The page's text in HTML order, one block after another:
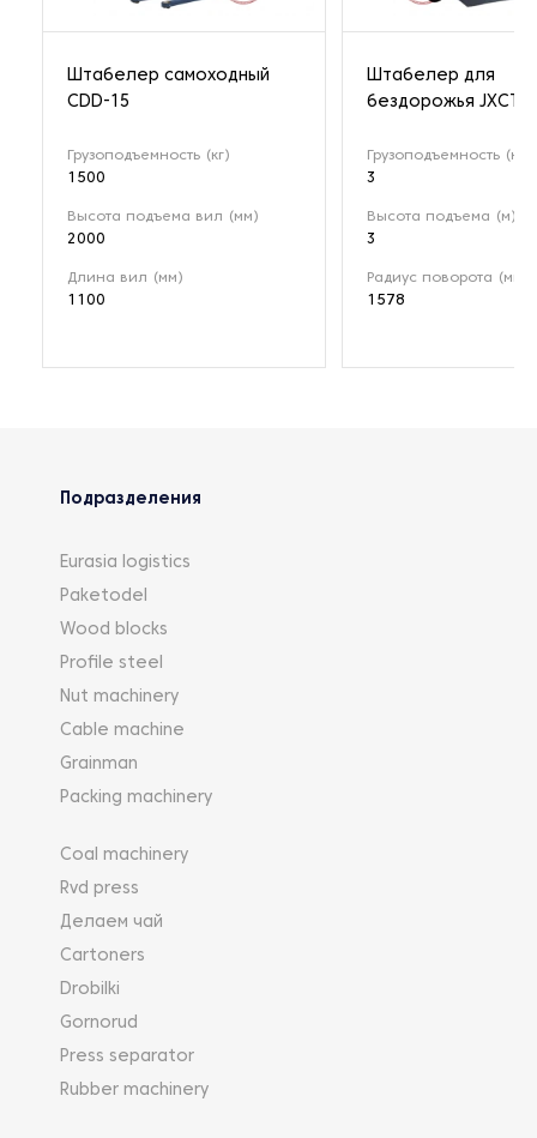
Штабелер самоходный
CDD-15
Грузоподъемность (кг)
1500
Высота подъема вил (мм)
2000
Длина вил (мм)
1100
Штабелер для
бездорожья
Грузоподъемность (кг)
3
Высота подъема (м)
3
Радиус поворота (мм)
1578
Подразделения
Eurasia logistics
Paketodel
Wood blocks
Profile steel
Nut machinery
Cable machine
Grainman
Packing machinery
Coal machinery
Rvd press
Делаем чай
Cartoners
Drobilki
Gornorud
Press separator
Rubber machinery